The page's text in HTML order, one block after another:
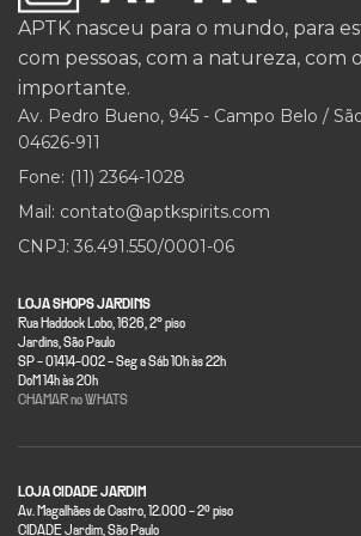
APTK nasceu para o mundo, para
com pessoas, com a natureza, com
importante.
Av. Pedro Bueno, 945 - Campo Belo /
04626-911
Fone: (11) 2364-1028
Mail: contato@aptkspirits.com
CNPJ: 36.491.550/0001-06
LOJA SHOPS JARDINS
Rua Haddock Lobo, 1626, 2° piso
Jardins, São Paulo
SP - 01414-002 - Seg a Sáb 10h às 22h
DoM 14h às 20h
CHAMAR no WHATS
LOJA CIDADE JARDIM
Av. Magalhães de Castro, 12.000 - 2º piso
CIDADE Jardim, São Paulo